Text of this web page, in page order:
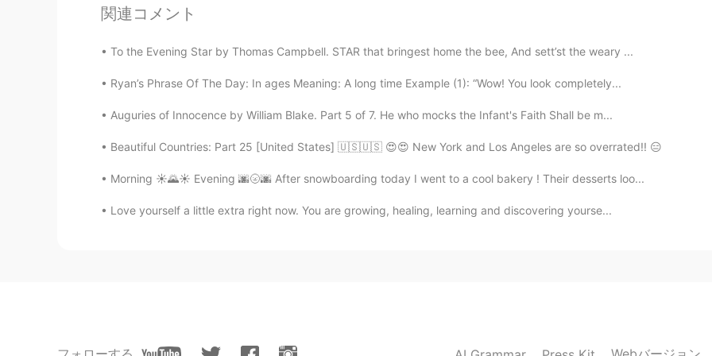
Danae
@Jess ¿es Cancún?
ES EN
Las personas eran muy simpáticas y me encanté los animales, las playas y la cultura
cultura 🌞🌴
Las personas eran muy simpáticas y me encanté
con los animales, las playas y la
関連コメント
To the Evening Star by Thomas Campbell. STAR that bringest home the bee, And sett’st the weary ...
Ryan’s Phrase Of The Day: In ages Meaning: A long time Example (1): “Wow! You look completely...
Auguries of Innocence by William Blake. Part 5 of 7. He who mocks the Infant's Faith Shall be m...
Beautiful Countries: Part 25 [United States] 🇺🇸🇺🇸 😍😍 New York and Los Angeles are so overrated!! 😑
Morning ☀️🌄☀️ Evening 🌆🌝🌆 After snowboarding today I went to a cool bakery ! Their desserts loo...
Love yourself a little extra right now. You are growing, healing, learning and discovering yourse...